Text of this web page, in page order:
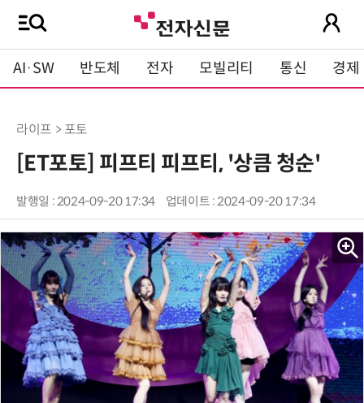
AI·SW 반도체 전자 모빌리티 통신 경제
라이프 > 포토
[ET포토] 피프티 피프티, '상큼 청순'
발행일 : 2024-09-20 17:34 업데이트 : 2024-09-20 17:34